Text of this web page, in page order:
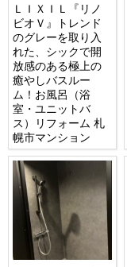
ＬＩＸＩＬ『リノ
ビオＶ』トレンド
のグレーを取り入
れた、シックで開
放感のある極上の
癒やしバスルー
ム！お風呂（浴
室・ユニットバ
ス）リフォーム 札
幌市マンション